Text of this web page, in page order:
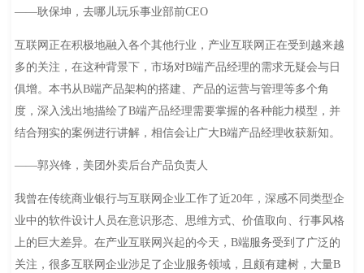
——耿保坤，去哪儿玩乐事业部前CEO
互联网正在积极地融入各个其他行业，产业互联网正在受到越来越
多的关注，在这种背景下，市场对B端产品经理的需求无疑会与日
俱增。本书从B端产品架构的搭建、产品的运营与管理等多个角
度，深入浅出地描绘了B端产品经理需要掌握的各种能力模型，并
结合翔实的案例进行讲解，相信会让广大B端产品经理收获新知。
——郭兴锋，美团外卖后台产品负责人
我曾在传统商业银行与互联网企业工作了近20年，深感不同类型企
业中的软件设计人员在意识形态、思维方式、价值取向、行事风格
上的巨大差异。在产业互联网兴起的今天，B端服务受到了广泛的
关注，很多互联网企业涉足了企业服务领域，且颇有建树，大量B